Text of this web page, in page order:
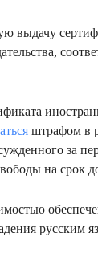
выдачу
штрафом в
за
на срок
русским